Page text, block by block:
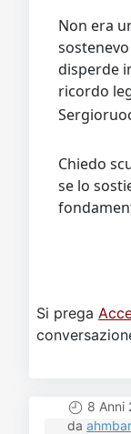
Non era
disperde
ricordo
Chiedo
se lo
Si prega
8 Anni
da ahmbar